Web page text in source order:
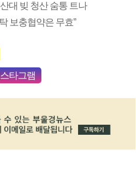
대 빚 청산 숨통 트나
보충협약은 무효”
타그램